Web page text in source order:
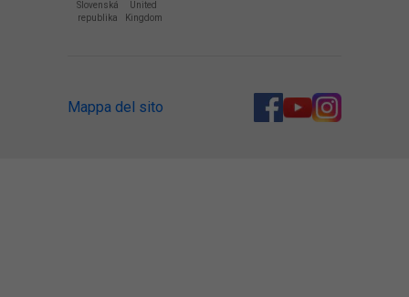
Slovenská
republika
United
Kingdom
Mappa del sito